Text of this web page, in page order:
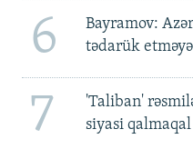
6
Bayramov:
tədarük etməyə
7
'Taliban'
siyasi